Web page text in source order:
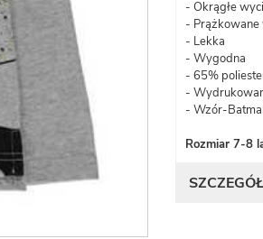
- Okrągłe
-
- Lekka
- Wygodna
- 65%
-
- Wzór-
Rozmiar 7-8